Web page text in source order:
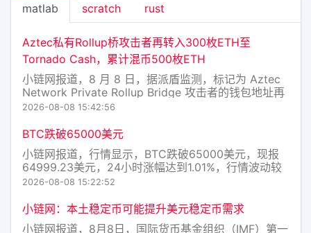
命质量、健康数据、公益慈
matlab scratch rust
Aztec私有Rollup桥攻击者再转入300枚ETH至
Tornado Cash，累计混币500枚ETH
小链网报道，8 月 8 日，据派盾监测，标记为 Aztec
Network Private Rollup Bridge 攻击者的钱包地址再
次向 Tornado Cash 存入 300 枚 ETH，价值约 57.2
2026-08-08 15:42:56
BTC跌破65000美元
小链网报道，行情显示，BTC跌破65000美元，现报
64999.23美元，24小时涨幅达到1.01%，行情波动较
大，请做好风险控制。
2026-08-08 15:22:52
小链网：本土稳定币可能提升美元稳定币需求
小链网报道，8月8日，国际货币基金组织（IMF）第一